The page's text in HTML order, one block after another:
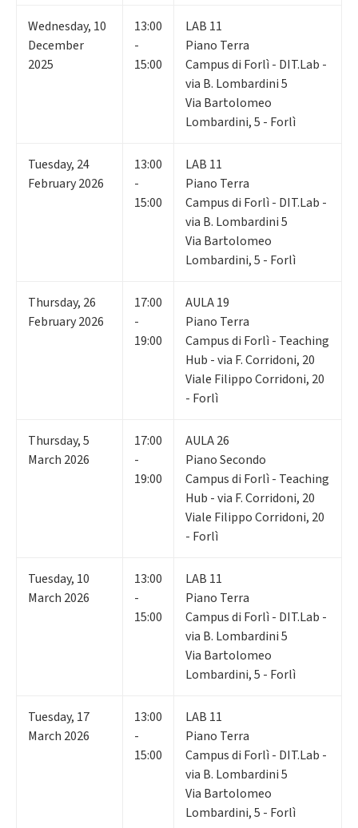
Wednesday, 10
December
2025
13:00
-
15:00
LAB 11
Piano Terra
Campus di Forlì - DIT.Lab -
via B. Lombardini 5
Via Bartolomeo
Lombardini, 5 - Forlì
Tuesday, 24
February 2026
13:00
-
15:00
LAB 11
Piano Terra
Campus di Forlì - DIT.Lab -
via B. Lombardini 5
Via Bartolomeo
Lombardini, 5 - Forlì
Thursday, 26
February 2026
17:00
-
19:00
AULA 19
Piano Terra
Campus di Forlì - Teaching
Hub - via F. Corridoni, 20
Viale Filippo Corridoni, 20
- Forlì
Thursday,5
March 2026
17:00
-
19:00
AULA 26
Piano Secondo
Campus di Forlì - Teaching
Hub - via F. Corridoni, 20
Viale Filippo Corridoni, 20
- Forlì
Tuesday, 10
March 2026
13:00
-
15:00
LAB 11
Piano Terra
Campus di Forlì - DIT.Lab -
via B. Lombardini 5
Via Bartolomeo
Lombardini, 5 - Forlì
Tuesday, 17
March 2026
13:00
-
15:00
LAB 11
Piano Terra
Campus di Forlì - DIT.Lab -
via B. Lombardini 5
Via Bartolomeo
Lombardini, 5 - Forlì